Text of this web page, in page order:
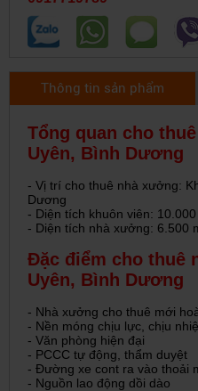
Thông tin sản phẩm
Tổng quan cho
Uyên, Bình Dương
- Vị trí cho thuê nhà xưởng:
Dương
- Diện tích khuôn viên:
- Diện tích nhà xưởng: 6.500
Đặc điểm cho thuê
Uyên, Bình Dương
- Nhà xưởng cho thuê mới
- Nền móng chịu lực, chịu
- Văn phòng hiện đại
- PCCC tự động, thẩm duyệt
- Đường xe cont ra vào thoải
- Nguồn lao động dồi dào